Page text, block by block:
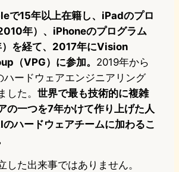
で15年以上在籍し、iPadのプロ
年）、iPhoneのプログラム
を経て、2017年にVision
（VPG）に参加。 2019年から
ハードウェアエンジニアリング
した。 世界で最も技術的に複雑
の一つを7年かけて作り上げた人
ハードウェアチームに加わるこ
した出来事ではありません。